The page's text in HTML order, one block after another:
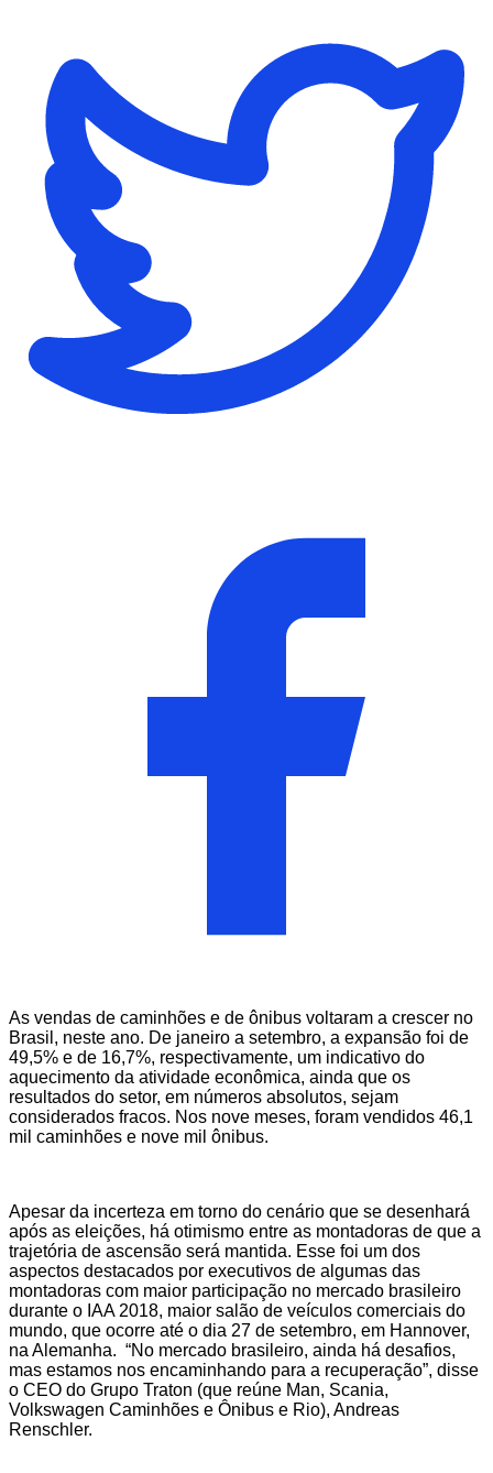
As vendas de caminhões e de ônibus voltaram a crescer no
Brasil, neste ano. De janeiro a setembro, a expansão foi de
49,5% e de 16,7%, respectivamente, um indicativo do
aquecimento da atividade econômica, ainda que os
resultados do setor, em números absolutos, sejam
considerados fracos. Nos nove meses, foram vendidos 46,1
mil caminhões e nove mil ônibus.
Apesar da incerteza em torno do cenário que se desenhará
após as eleições, há otimismo entre as montadoras de que a
trajetória de ascensão será mantida. Esse foi um dos
aspectos destacados por executivos de algumas das
montadoras com maior participação no mercado brasileiro
durante o IAA 2018, maior salão de veículos comerciais do
mundo, que ocorre até o dia 27 de setembro, em Hannover,
na Alemanha. “No mercado brasileiro, ainda há desafios,
mas estamos nos encaminhando para a recuperação”, disse
o CEO do Grupo Traton (que reúne Man, Scania,
Volkswagen Caminhões e Ônibus e Rio), Andreas
Renschler.